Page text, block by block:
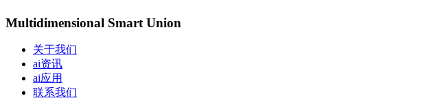
Multidimensional Smart Union
关于我们
ai资讯
ai应用
联系我们